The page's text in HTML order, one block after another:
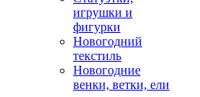
игрушки и
фигурки
Новогодний
текстиль
Новогодние
венки, ветки, ели